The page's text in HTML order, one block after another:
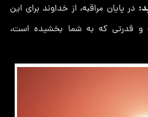
در پایان مراقبه، از خداوند برای این
و قدرتی که به شما بخشیده است،